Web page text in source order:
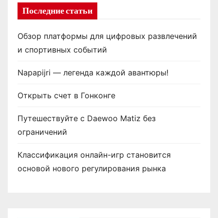
Последние статьи
Обзор платформы для цифровых развлечений
и спортивных событий
Napapijri — легенда каждой авантюры!
Открыть счет в Гонконге
Путешествуйте с Daewoo Matiz без
ограничений
Классификация онлайн-игр становится
основой нового регулирования рынка